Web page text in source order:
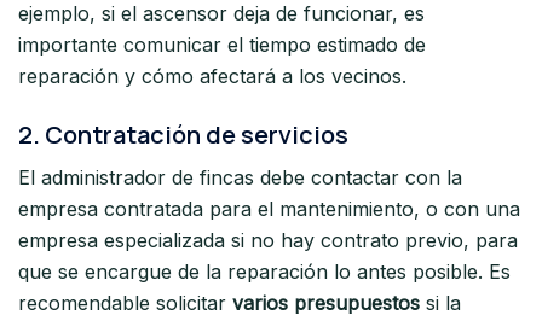
ejemplo, si el ascensor deja de funcionar, es
importante comunicar el tiempo estimado de
reparación y cómo afectará a los vecinos.
2. Contratación de servicios
El administrador de fincas debe contactar con la
empresa contratada para el mantenimiento, o con una
empresa especializada si no hay contrato previo, para
que se encargue de la reparación lo antes posible. Es
recomendable solicitar varios presupuestos si la